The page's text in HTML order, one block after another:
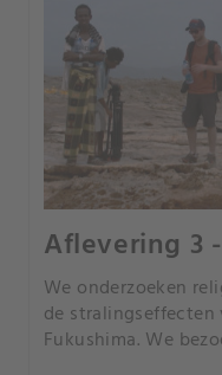
Aflevering 3
We onderzoeken
de stralingseffecten
Fukushima. We